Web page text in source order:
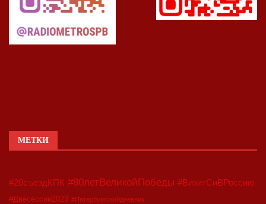
МЕТКИ
#20съездКПК #80летВеликойПобеды #ВизитСиВРоссию
#Двесессии2023 #Петербургскийдневник